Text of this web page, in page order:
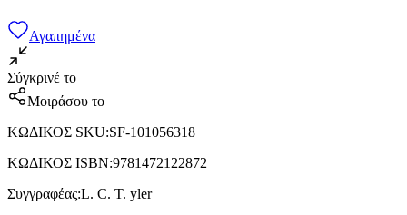
Αγαπημένα
Σύγκρινέ το
Μοιράσου το
ΚΩΔΙΚΟΣ SKU:SF-101056318
ΚΩΔΙΚΟΣ ISBN:9781472122872
Συγγραφέας:L. C. T. yler